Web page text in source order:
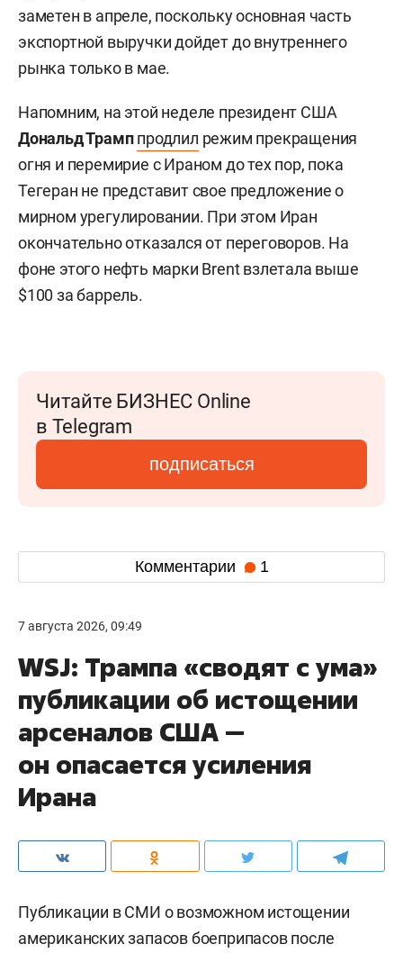
заметен в апреле, поскольку основная часть
экспортной выручки дойдет до внутреннего
рынка только в мае.
Напомним, на этой неделе президент США
Дональд Трамп продлил режим прекращения
огня и перемирие с Ираном до тех пор, пока
Тегеран не представит свое предложение о
мирном урегулировании. При этом Иран
окончательно отказался от переговоров. На
фоне этого нефть марки Brent взлетала выше
$100 за баррель.
Читайте БИЗНЕС Online
в Telegram
подписаться
Комментарии 1
7 августа 2026, 09:49
WSJ: Трампа «сводят с ума»
публикации об истощении
арсеналов США —
он опасается усиления
Ирана
Публикации в СМИ о возможном истощении
американских запасов боеприпасов после